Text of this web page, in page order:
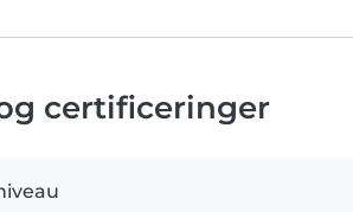
certificeringer